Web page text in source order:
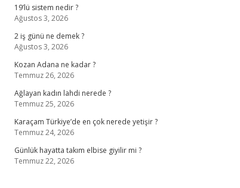
19’lü sistem nedir ?
Ağustos 3, 2026
2 iş günü ne demek ?
Ağustos 3, 2026
Kozan Adana ne kadar ?
Temmuz 26, 2026
Ağlayan kadın lahdi nerede ?
Temmuz 25, 2026
Karaçam Türkiye’de en çok nerede yetişir ?
Temmuz 24, 2026
Günlük hayatta takım elbise giyilir mi ?
Temmuz 22, 2026